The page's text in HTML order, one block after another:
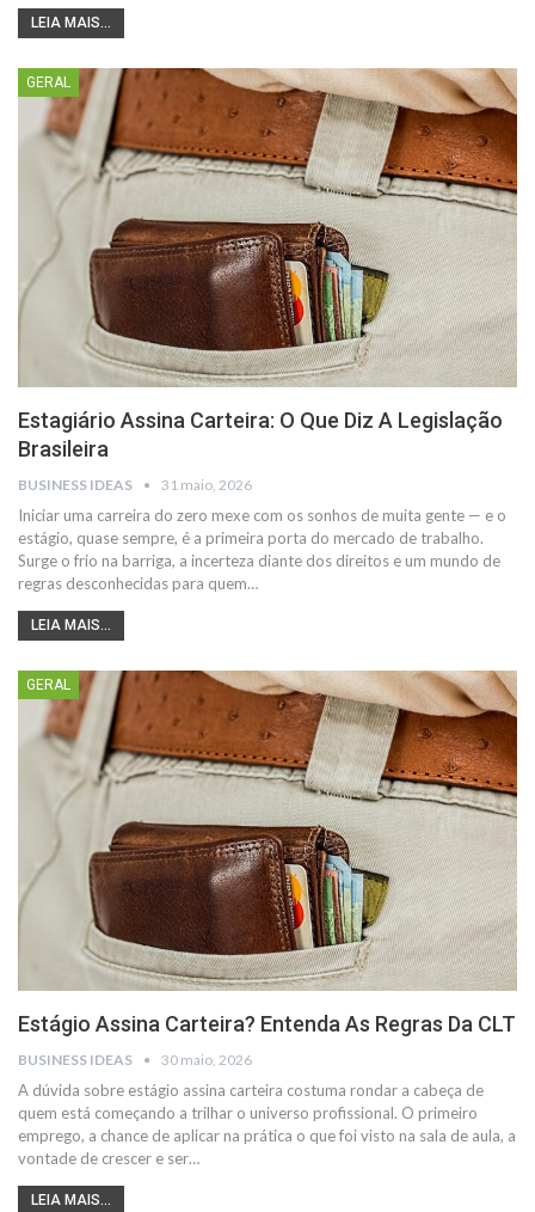
LEIA MAIS...
GERAL
Estagiário Assina Carteira: O Que Diz A Legislação
Brasileira
BUSINESS IDEAS 31 maio, 2026
Iniciar uma carreira do zero mexe com os sonhos de muita gente — e o
estágio, quase sempre, é a primeira porta do mercado de trabalho.
Surge o frio na barriga, a incerteza diante dos direitos e um mundo de
regras desconhecidas para quem…
LEIA MAIS...
GERAL
Estágio Assina Carteira? Entenda As Regras Da CLT
BUSINESS IDEAS 30 maio, 2026
A dúvida sobre estágio assina carteira costuma rondar a cabeça de
quem está começando a trilhar o universo profissional. O primeiro
emprego, a chance de aplicar na prática o que foi visto na sala de aula, a
vontade de crescer e ser…
LEIA MAIS...